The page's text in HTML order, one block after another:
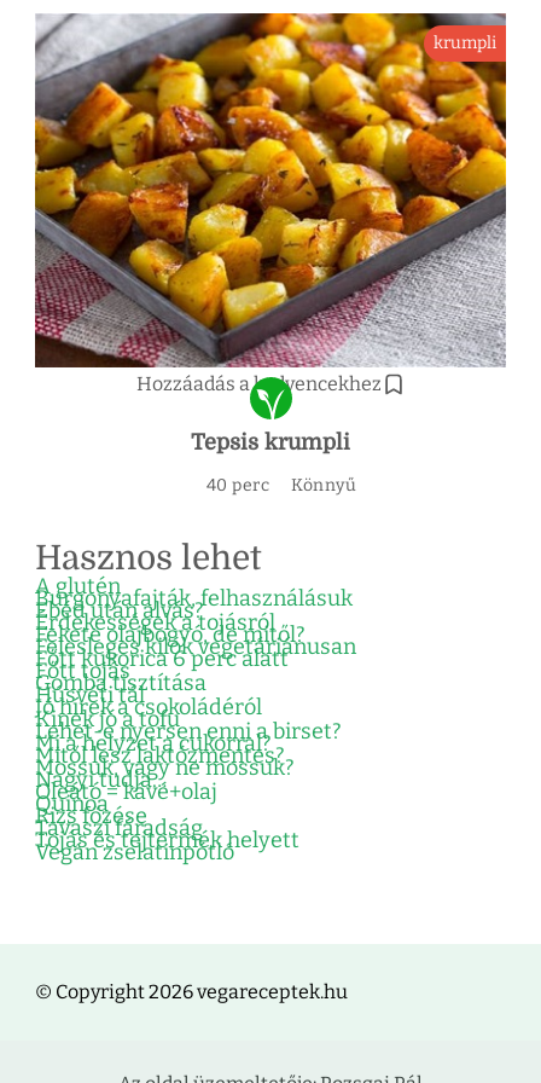
Hozzáadás a kedvencekhez
krumpli
Tepsis krumpli
40 perc Könnyű
Hasznos lehet
A glutén
Burgonyafajták, felhasználásuk
Ebéd után alvás?
Érdekességek a tojásról
Fekete olajbogyó, de mitől?
Felesleges kilók vegetáriánusan
Főtt kukorica 6 perc alatt
Főtt tojás
Gomba tisztítása
Húsvéti tál
Jó hírek a csokoládéról
Kinek jó a tofu
Lehet-e nyersen enni a birset?
Mi a helyzet a cukorral?
Mitől lesz laktózmentes?
Mossuk, vagy ne mossuk?
Nagyi tudja…
Oleátó = kávé+olaj
Quinoa
Rizs főzése
Tavaszi fáradság
Tojás és tejtermék helyett
Vegán zselatinpótló
© Copyright 2026 vegareceptek.hu